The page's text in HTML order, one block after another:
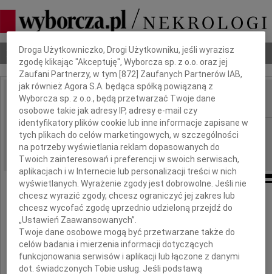
Nekrologi Odeszli Poradnik pogrzebowy
IMIĘ I NAZWISKO:
REGION: Szczecin
DATA EMISJI: 25.09.2009
Annie Gajewskiej-Czyżyk
szczere wyrazy współczucia w związku
ze śmiercią
Dbamy o Twoją prywatność
Droga Użytkowniczko, Drogi Użytkowniku, jeśli wyrazisz
zgodę klikając "Akceptuję", Wyborcza sp. z o.o. oraz jej
Zaufani Partnerzy, w tym [872] Zaufanych Partnerów IAB,
jak również Agora S.A. będąca spółką powiązaną z
Wyborcza sp. z o.o., będą przetwarzać Twoje dane
osobowe takie jak adresy IP, adresy e-mail czy
identyfikatory plików cookie lub inne informacje zapisane w
tych plikach do celów marketingowych, w szczególności
na potrzeby wyświetlania reklam dopasowanych do
Twoich zainteresowań i preferencji w swoich serwisach,
aplikacjach i w Internecie lub personalizacji treści w nich
wyświetlanych. Wyrażenie zgody jest dobrowolne. Jeśli nie
chcesz wyrazić zgody, chcesz ograniczyć jej zakres lub
chcesz wycofać zgodę uprzednio udzieloną przejdź do
„Ustawień Zaawansowanych”.
Twoje dane osobowe mogą być przetwarzane także do
celów badania i mierzenia informacji dotyczących
funkcjonowania serwisów i aplikacji lub łączone z danymi
dot. świadczonych Tobie usług. Jeśli podstawą